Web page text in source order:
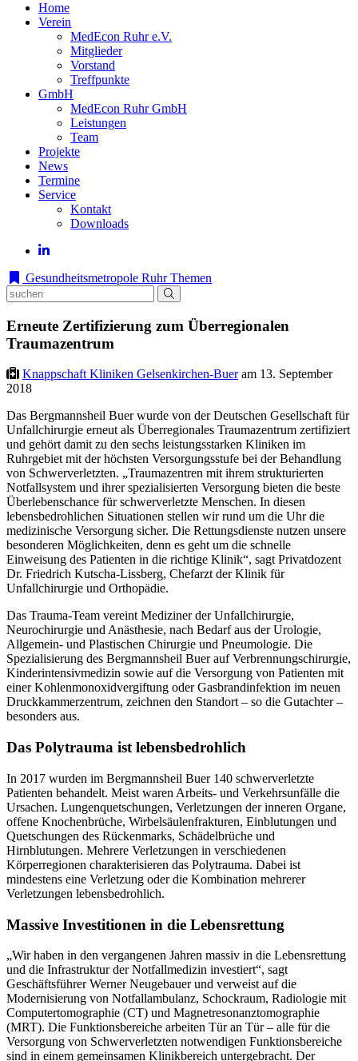
Home
Verein
MedEcon Ruhr e.V.
Mitglieder
Vorstand
Treffpunkte
GmbH
MedEcon Ruhr GmbH
Leistungen
Team
Projekte
News
Termine
Service
Kontakt
Downloads
Gesundheitsmetropole Ruhr Themen
Erneute Zertifizierung zum Überregionalen
Traumazentrum
Knappschaft Kliniken Gelsenkirchen-Bueram 13. September
2018
Das Bergmannsheil Buer wurde von der Deutschen Gesellschaft für
Unfallchirurgie erneut als Überregionales Traumazentrum zertifiziert
und gehört damit zu den sechs leistungsstarken Kliniken im
Ruhrgebiet mit der höchsten Versorgungsstufe bei der Behandlung
von Schwerverletzten. „Traumazentren mit ihrem strukturierten
Notfallsystem und ihrer spezialisierten Versorgung bieten die beste
Überlebenschance für schwerverletzte Menschen. In diesen
lebensbedrohlichen Situationen stellen wir rund um die Uhr die
medizinische Versorgung sicher. Die Rettungsdienste nutzen unsere
besonderen Möglichkeiten, denn es geht um die schnelle
Einweisung des Patienten in die richtige Klinik“, sagt Privatdozent
Dr. Friedrich Kutscha-Lissberg, Chefarzt der Klinik für
Unfallchirurgie und Orthopädie.
Das Trauma-Team vereint Mediziner der Unfallchirurgie,
Neurochirurgie und Anästhesie, nach Bedarf aus der Urologie,
Allgemein- und Plastischen Chirurgie und Pneumologie. Die
Spezialisierung des Bergmannsheil Buer auf Verbrennungschirurgie,
Kinderintensivmedizin sowie auf die Versorgung von Patienten mit
einer Kohlenmonoxidvergiftung oder Gasbrandinfektion im neuen
Druckkammerzentrum, zeichnen den Standort – so die Gutachter –
besonders aus.
Das Polytrauma ist lebensbedrohlich
In 2017 wurden im Bergmannsheil Buer 140 schwerverletzte
Patienten behandelt. Meist waren Arbeits- und Verkehrsunfälle die
Ursachen. Lungenquetschungen, Verletzungen der inneren Organe,
offene Knochenbrüche, Wirbelsäulenfrakturen, Einblutungen und
Quetschungen des Rückenmarks, Schädelbrüche und
Hirnblutungen. Mehrere Verletzungen in verschiedenen
Körperregionen charakterisieren das Polytrauma. Dabei ist
mindestens eine Verletzung oder die Kombination mehrerer
Verletzungen lebensbedrohlich.
Massive Investitionen in die Lebensrettung
„Wir haben in den vergangenen Jahren massiv in die Lebensrettung
und die Infrastruktur der Notfallmedizin investiert“, sagt
Geschäftsführer Werner Neugebauer und verweist auf die
Modernisierung von Notfallambulanz, Schockraum, Radiologie mit
Computertomographie (CT) und Magnetresonanztomographie
(MRT). Die Funktionsbereiche arbeiten Tür an Tür – alle für die
Versorgung von Schwerverletzten notwendigen Funktionsbereiche
sind in einem gemeinsamen Klinikbereich untergebracht. Der